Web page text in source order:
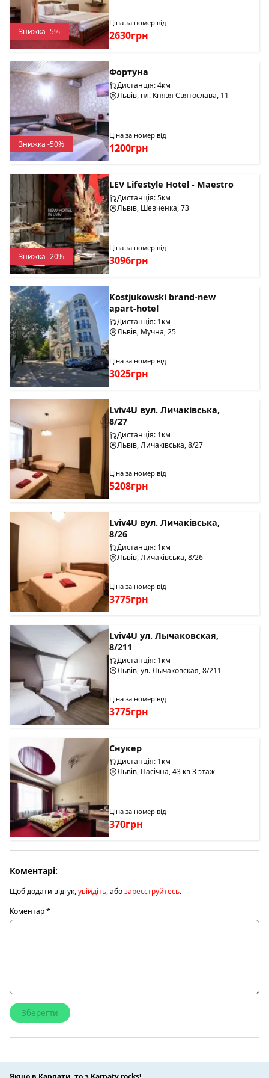
приміщення, в яких також розміщено сходові клітки.
Зовнішнім виглядом храм нагадує старохристиянську
базиліку. Незвичною для архітектури Львова є дзвіниця
заввишки до 60 метрів, збудована на зразок
Знижка -5%
Ціна за номер від
2630грн
Знижка -50%
Фортуна
Дистанція: 4км
Львів, пл. Князя Святослава, 11
Ціна за номер від
1200грн
Знижка -20%
LEV Lifestyle Hotel - Maestro
Дистанція: 5км
Львів, Шевченка, 73
Ціна за номер від
3096грн
Kostjukowski brand-new
apart-hotel
Дистанція: 1км
Львів, Мучна, 25
Ціна за номер від
3025грн
Lviv4U вул. Личаківська,
8/27
Дистанція: 1км
Львів, Личаківська, 8/27
Ціна за номер від
5208грн
Lviv4U вул. Личаківська,
8/26
Дистанція: 1км
Львів, Личаківська, 8/26
Ціна за номер від
3775грн
Lviv4U ул. Лычаковская,
8/211
Дистанція: 1км
Львів, ул. Лычаковская, 8/211
Ціна за номер від
3775грн
Снукер
Дистанція: 1км
Львів, Пасічна, 43 кв 3 этаж
Ціна за номер від
370грн
Коментарі:
Щоб додати відгук,увійдіть, абозареєструйтесь.
Коментар*